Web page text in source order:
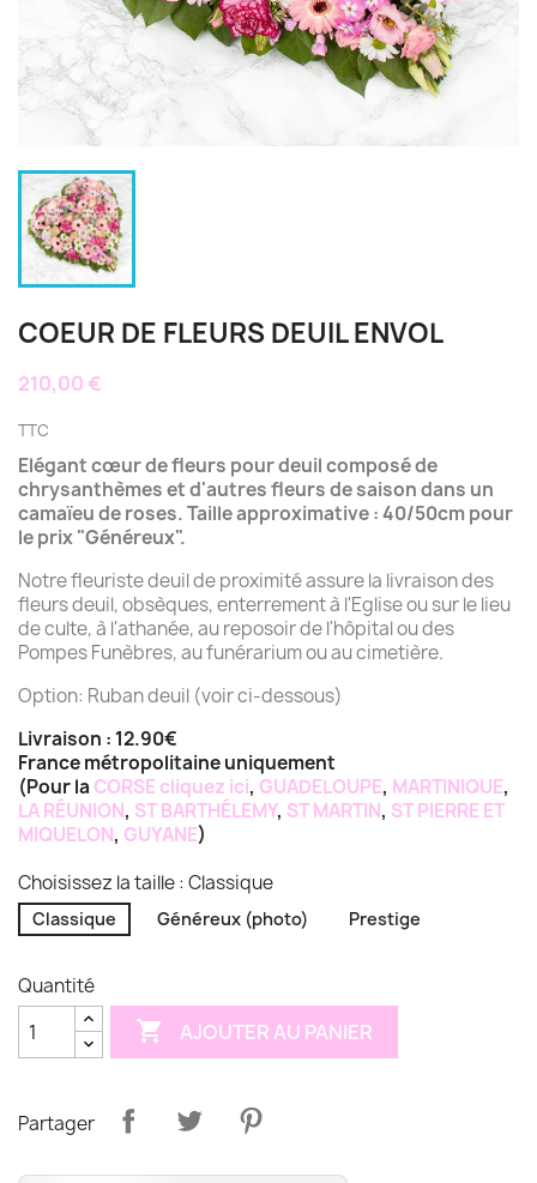
COEUR DE FLEURS DEUIL ENVOL
210,00 €
TTC
Elégant cœur de fleurs pour deuil composé de
chrysanthèmes et d'autres fleurs de saison dans un
camaïeu de roses. Taille approximative : 40/50cm pour
le prix "Généreux".
Notre fleuriste deuil de proximité assure la livraison des
fleurs deuil, obsèques, enterrement à l'Eglise ou sur le lieu
de culte, à l'athanée, au reposoir de l'hôpital ou des
Pompes Funèbres, au funérarium ou au cimetière.
Option: Ruban deuil (voir ci-dessous)
Livraison : 12.90€
France métropolitaine uniquement
(Pour la CORSE cliquez ici, GUADELOUPE, MARTINIQUE,
LA RÉUNION, ST BARTHÉLEMY, ST MARTIN, ST PIERRE ET
MIQUELON, GUYANE)
Choisissez la taille : Classique
Classique Généreux (photo) Prestige
Quantité
 AJOUTER AU PANIER
Partager